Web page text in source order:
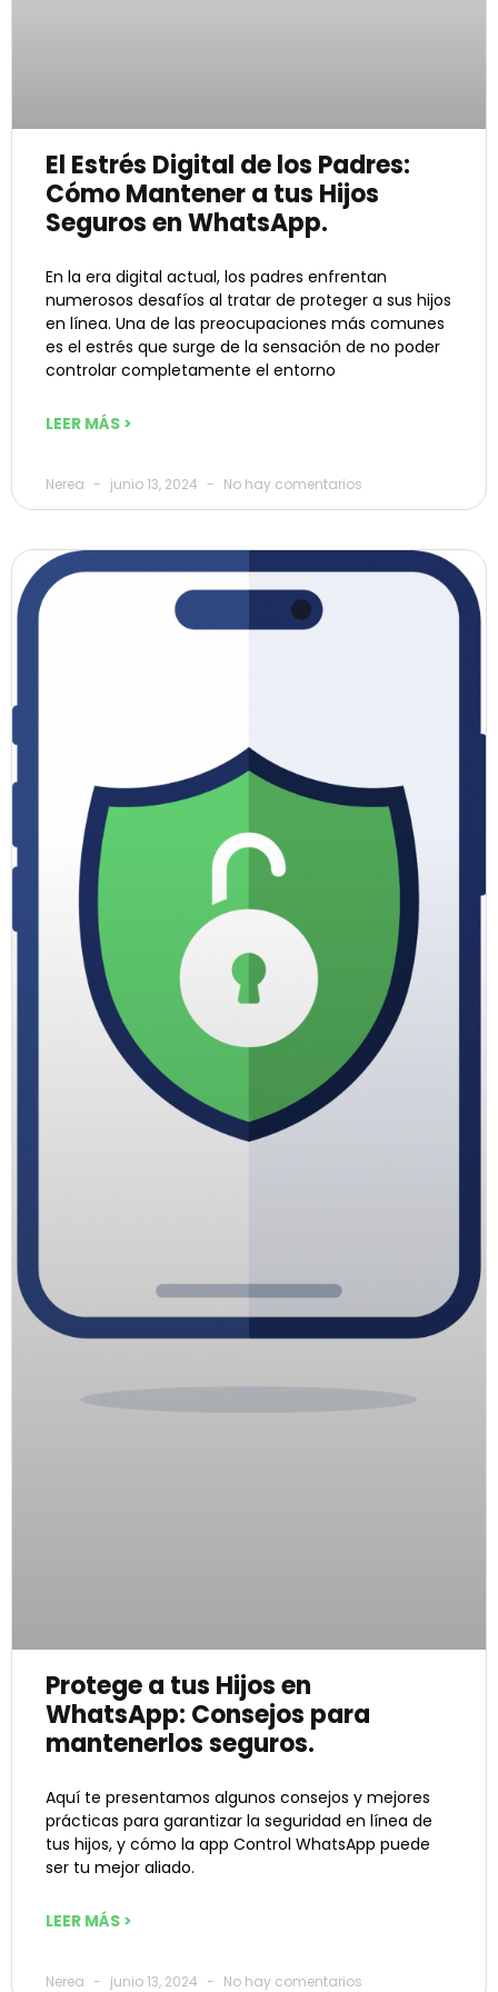
El Estrés Digital de los Padres:
Cómo Mantener a tus Hijos
Seguros en WhatsApp.
En la era digital actual, los padres enfrentan
numerosos desafíos al tratar de proteger a sus hijos
en línea. Una de las preocupaciones más comunes
es el estrés que surge de la sensación de no poder
controlar completamente el entorno
LEER MÁS >
Nerea junio 13, 2024 No hay comentarios
Protege a tus Hijos en
WhatsApp: Consejos para
mantenerlos seguros.
Aquí te presentamos algunos consejos y mejores
prácticas para garantizar la seguridad en línea de
tus hijos, y cómo la app Control WhatsApp puede
ser tu mejor aliado.
LEER MÁS >
Nerea junio 13, 2024 No hay comentarios